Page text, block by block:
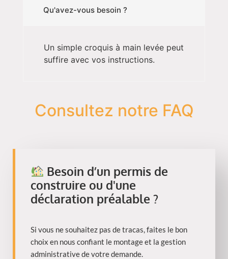
Qu'avez-vous besoin ?
Un simple croquis à main levée peut
suffire avec vos instructions.
Consultez notre FAQ
Besoin d’un permis de
construire ou d'une
déclaration préalable ?
Si vous ne souhaitez pas de tracas, faites le bon
choix en nous confiant le montage et la gestion
administrative de votre demande.